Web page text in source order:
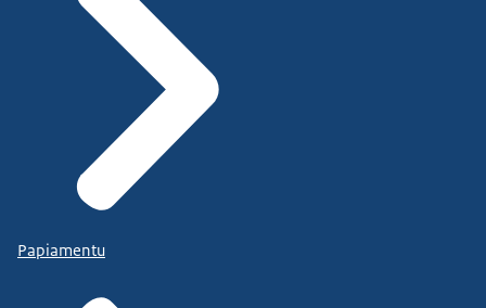
Papiamentu